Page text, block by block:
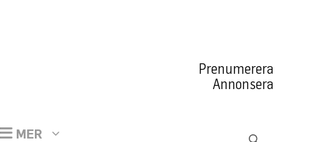
Prenumerera
Annonsera
MER